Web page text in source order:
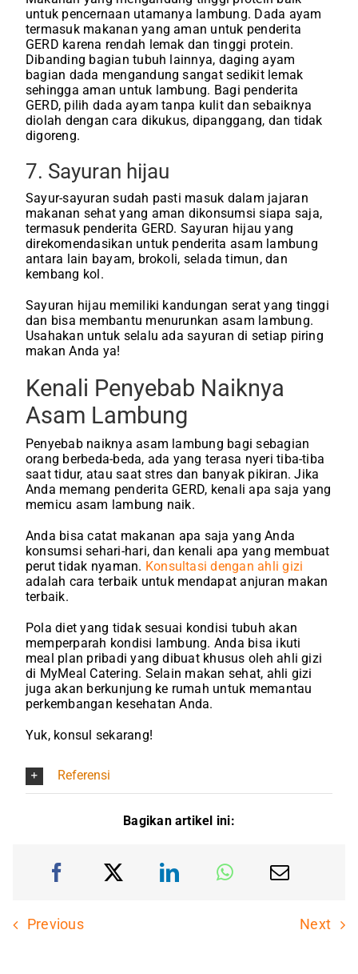
untuk pencernaan utamanya lambung. Dada ayam
termasuk makanan yang aman untuk penderita
GERD karena rendah lemak dan tinggi protein.
Dibanding bagian tubuh lainnya, daging ayam
bagian dada mengandung sangat sedikit lemak
sehingga aman untuk lambung. Bagi penderita
GERD, pilih dada ayam tanpa kulit dan sebaiknya
diolah dengan cara dikukus, dipanggang, dan tidak
digoreng.
7. Sayuran hijau
Sayur-sayuran sudah pasti masuk dalam jajaran
makanan sehat yang aman dikonsumsi siapa saja,
termasuk penderita GERD. Sayuran hijau yang
direkomendasikan untuk penderita asam lambung
antara lain bayam, brokoli, selada timun, dan
kembang kol.
Sayuran hijau memiliki kandungan serat yang tinggi
dan bisa membantu menurunkan asam lambung.
Usahakan untuk selalu ada sayuran di setiap piring
makan Anda ya!
Kenali Penyebab Naiknya
Asam Lambung
Penyebab naiknya asam lambung bagi sebagian
orang berbeda-beda, ada yang terasa nyeri tiba-tiba
saat tidur, atau saat stres dan banyak pikiran. Jika
Anda memang penderita GERD, kenali apa saja yang
memicu asam lambung naik.
Anda bisa catat makanan apa saja yang Anda
konsumsi sehari-hari, dan kenali apa yang membuat
perut tidak nyaman. Konsultasi dengan ahli gizi
adalah cara terbaik untuk mendapat anjuran makan
terbaik.
Pola diet yang tidak sesuai kondisi tubuh akan
memperparah kondisi lambung. Anda bisa ikuti
meal plan pribadi yang dibuat khusus oleh ahli gizi
di MyMeal Catering. Selain makan sehat, ahli gizi
juga akan berkunjung ke rumah untuk memantau
perkembangan kesehatan Anda.
Yuk, konsul sekarang!
Referensi
Bagikan artikel ini:
Previous Next